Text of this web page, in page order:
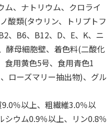
(送料別・税込) (送料別・税込)
ム、ナトリウム、クロライ
酸類(タウリン、トリプトフ
、B6、B12、D、E、K、ニ
酵母細胞壁、着色料(二酸化
食用黄色5号、食用青色1
ローズマリー抽出物)、グル
％以上、粗繊維3.0％以
ウム0.9％以上、リン0.8％